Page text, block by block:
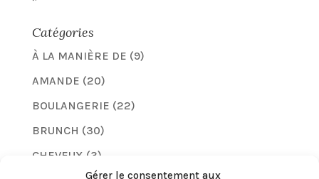
Gérer le consentement aux
Catégories
À LA MANIÈRE DE (9)
AMANDE (20)
BOULANGERIE (22)
BRUNCH (30)
CHEVEUX (3)